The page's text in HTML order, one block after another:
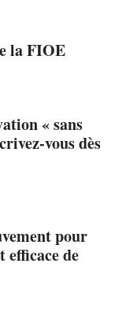
la FIOE
« sans
vous dès
pour
de